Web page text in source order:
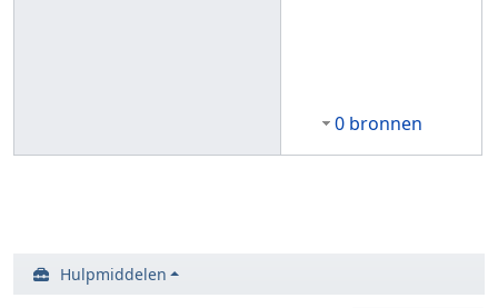
0 bronnen
Hulpmiddelen